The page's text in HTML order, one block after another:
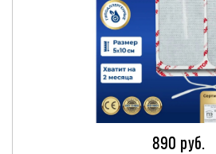
890 руб.